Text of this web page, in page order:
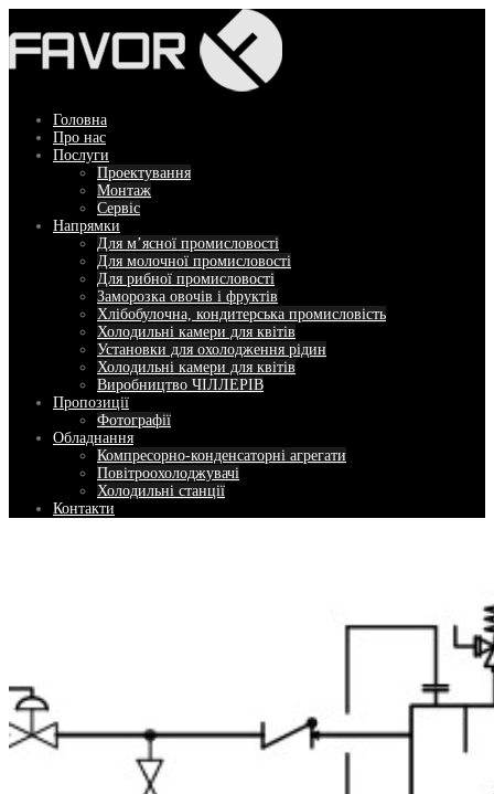
до
вмісту
Головна
Про нас
Послуги
Проектування
Монтаж
Сервіс
Напрямки
Для м’ясної промисловості
Для молочної промисловості
Для рибної промисловості
Заморозка овочів і фруктів
Хлібобулочна, кондитерська промисловість
Холодильні камери для квітів
Установки для охолодження рідин
Холодильні камери для квітів
Виробництво ЧІЛЛЕРІВ
Пропозиції
Фотографії
Обладнання
Компресорно-конденсаторні агрегати
Повітроохолоджувачі
Холодильні станції
Контакти